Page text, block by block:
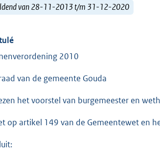
van 28-11-2013 t/m 31-12-2020
2010
van de gemeente Gouda
het voorstel van burgemeester en
op artikel 149 van de Gemeentewet en